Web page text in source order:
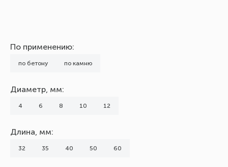
По применению:
по бетону по камню
Диаметр, мм:
4 6 8 10 12
Длина, мм:
32 35 40 50 60